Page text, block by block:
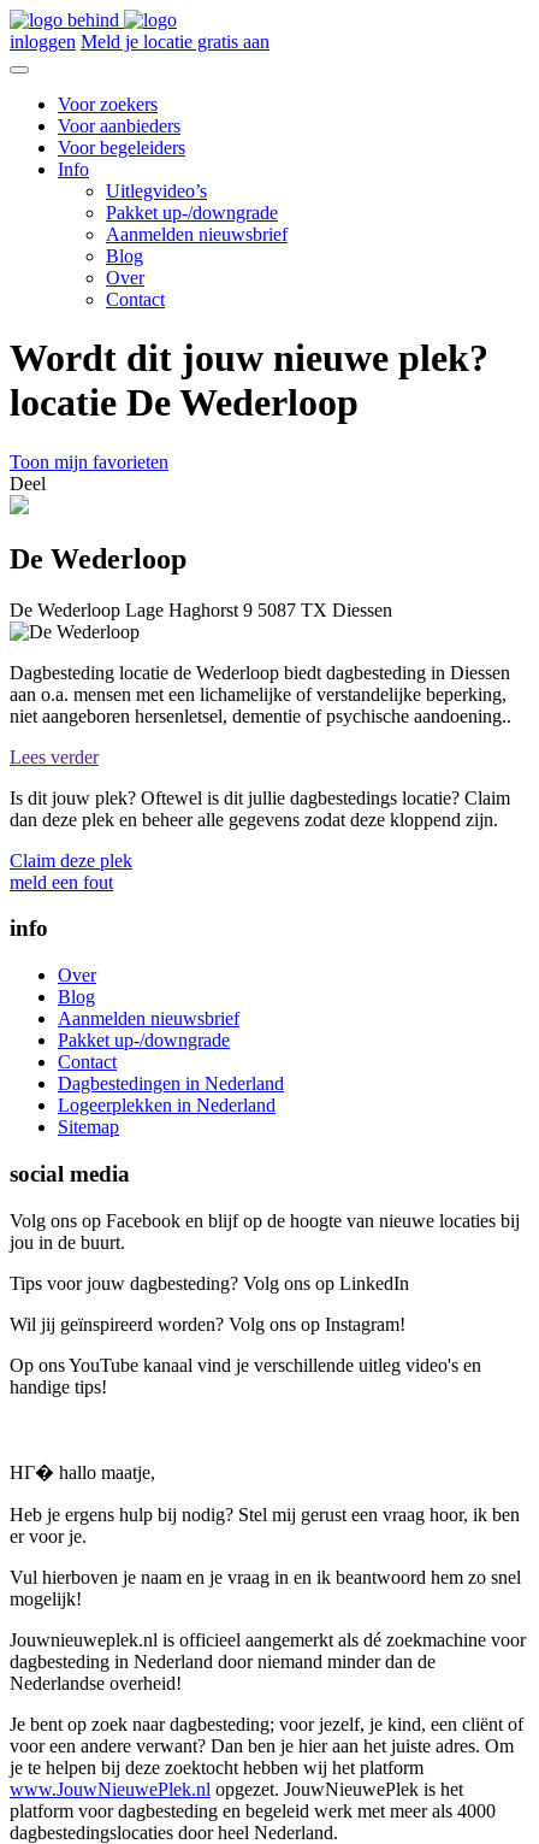
inloggen Meld je locatie gratis aan
Voor zoekers
Voor aanbieders
Voor begeleiders
Info
Uitlegvideo’s
Pakket up-/downgrade
Aanmelden nieuwsbrief
Blog
Over
Contact
Wordt dit jouw nieuwe plek?
locatie De Wederloop
Toon mijn favorieten
Deel
De Wederloop
De Wederloop Lage Haghorst 9 5087 TX Diessen
Dagbesteding locatie de Wederloop biedt dagbesteding in Diessen
aan o.a. mensen met een lichamelijke of verstandelijke beperking,
niet aangeboren hersenletsel, dementie of psychische aandoening..
Lees verder
Is dit jouw plek? Oftewel is dit jullie dagbestedings locatie? Claim
dan deze plek en beheer alle gegevens zodat deze kloppend zijn.
Claim deze plek
meld een fout
info
Over
Blog
Aanmelden nieuwsbrief
Pakket up-/downgrade
Contact
Dagbestedingen in Nederland
Logeerplekken in Nederland
Sitemap
social media
Volg ons op Facebook en blijf op de hoogte van nieuwe locaties bij
jou in de buurt.
Tips voor jouw dagbesteding? Volg ons op LinkedIn
Wil jij geïnspireerd worden? Volg ons op Instagram!
Op ons YouTube kanaal vind je verschillende uitleg video's en
handige tips!
HГ� hallo maatje,
Heb je ergens hulp bij nodig? Stel mij gerust een vraag hoor, ik ben
er voor je.
Vul hierboven je naam en je vraag in en ik beantwoord hem zo snel
mogelijk!
Jouwnieuweplek.nl is officieel aangemerkt als dé zoekmachine voor
dagbesteding in Nederland door niemand minder dan de
Nederlandse overheid!
Je bent op zoek naar dagbesteding; voor jezelf, je kind, een cliënt of
voor een andere verwant? Dan ben je hier aan het juiste adres. Om
je te helpen bij deze zoektocht hebben wij het platform
www.JouwNieuwePlek.nl opgezet. JouwNieuwePlek is het
platform voor dagbesteding en begeleid werk met meer als 4000
dagbestedingslocaties door heel Nederland.